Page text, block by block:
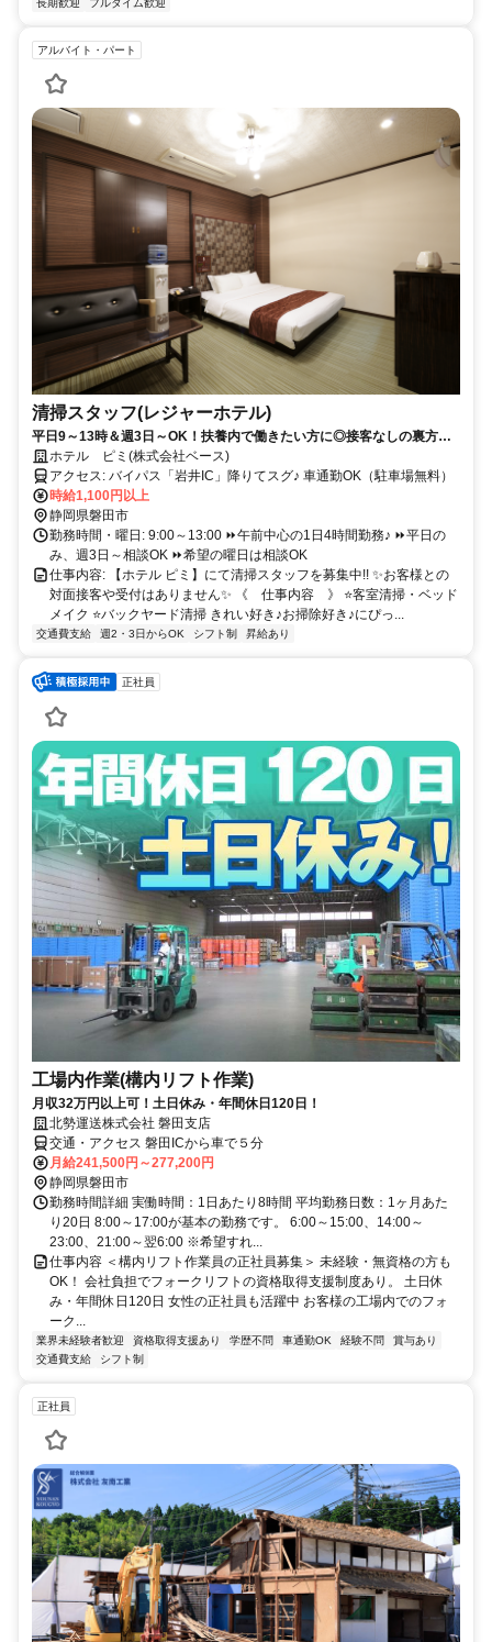
長期歓迎 フルタイム歓迎
アルバイト・パート
清掃スタッフ(レジャーホテル)
平日9～13時＆週3日～OK！扶養内で働きたい方に◎接客なしの裏方ス
タッフ募集✨
ホテル ピミ(株式会社ベース)
アクセス: バイパス「岩井IC」降りてスグ♪ 車通勤OK（駐車場無料）
時給1,100円以上
静岡県磐田市
勤務時間・曜日: 9:00～13:00 ⏩午前中心の1日4時間勤務♪ ⏩平日の
み、週3日～相談OK ⏩希望の曜日は相談OK
仕事内容: 【ホテル ピミ】にて清掃スタッフを募集中!! ✨お客様との
対面接客や受付はありません✨ 《 仕事内容 》 ⭐客室清掃・ベッド
メイク ⭐バックヤード清掃 きれい好き♪お掃除好き♪にぴっ...
交通費支給 週2・3日からOK シフト制 昇給あり
正社員
工場内作業(構内リフト作業)
月収32万円以上可！土日休み・年間休日120日！
北勢運送株式会社 磐田支店
交通・アクセス 磐田ICから車で５分
月給241,500円～277,200円
静岡県磐田市
勤務時間詳細 実働時間：1日あたり8時間 平均勤務日数：1ヶ月あた
り20日 8:00～17:00が基本の勤務です。 6:00～15:00、14:00～
23:00、21:00～翌6:00 ※希望すれ...
仕事内容 ＜構内リフト作業員の正社員募集＞ 未経験・無資格の方も
OK！ 会社負担でフォークリフトの資格取得支援制度あり。 土日休
み・年間休日120日 女性の正社員も活躍中 お客様の工場内でのフォ
ーク...
業界未経験者歓迎 資格取得支援あり 学歴不問 車通勤OK 経験不問
賞与あり
交通費支給
シフト制
正社員